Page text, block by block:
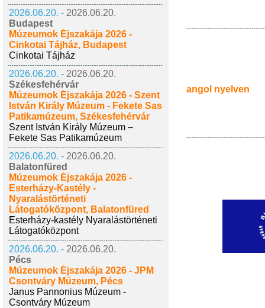
2026.06.20. - 2026.06.20.
Budapest
Múzeumok Éjszakája 2026 -
Cinkotai Tájház, Budapest
Cinkotai Tájház
2026.06.20. - 2026.06.20.
Székesfehérvár
Múzeumok Éjszakája 2026 - Szent
István Király Múzeum - Fekete Sas
Patikamúzeum, Székesfehérvár
Szent István Király Múzeum –
Fekete Sas Patikamúzeum
2026.06.20. - 2026.06.20.
Balatonfüred
Múzeumok Éjszakája 2026 -
Esterházy-Kastély -
Nyaralástörténeti
Látogatóközpont, Balatonfüred
Esterházy-kastély Nyaralástörténeti
Látogatóközpont
2026.06.20. - 2026.06.20.
Pécs
Múzeumok Éjszakája 2026 - JPM
Csontváry Múzeum, Pécs
Janus Pannonius Múzeum -
Csontváry Múzeum
angol nyelven